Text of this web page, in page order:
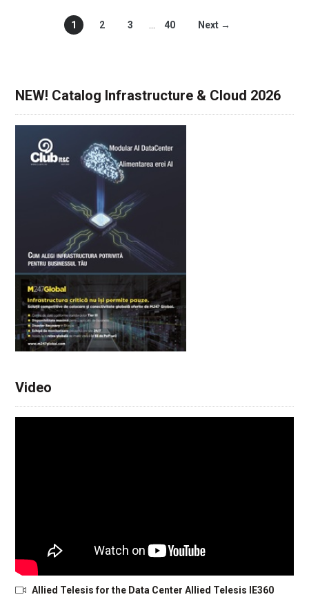
1 2 3 40 Next →
NEW! Catalog Infrastructure & Cloud 2026
Video
Allied Telesis for the Data Center Allied Telesis IE360